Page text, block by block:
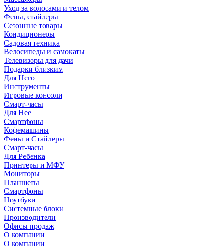
Уход за волосами и телом
Фены, стайлеры
Сезонные товары
Кондиционеры
Садовая техника
Велосипеды и самокаты
Телевизоры для дачи
Подарки близким
Для Него
Инструменты
Игровые консоли
Смарт-часы
Для Нее
Смартфоны
Кофемашины
Фены и Стайлеры
Смарт-часы
Для Ребенка
Принтеры и МФУ
Мониторы
Планшеты
Смартфоны
Ноутбуки
Системные блоки
Производители
Офисы продаж
О компании
О компании